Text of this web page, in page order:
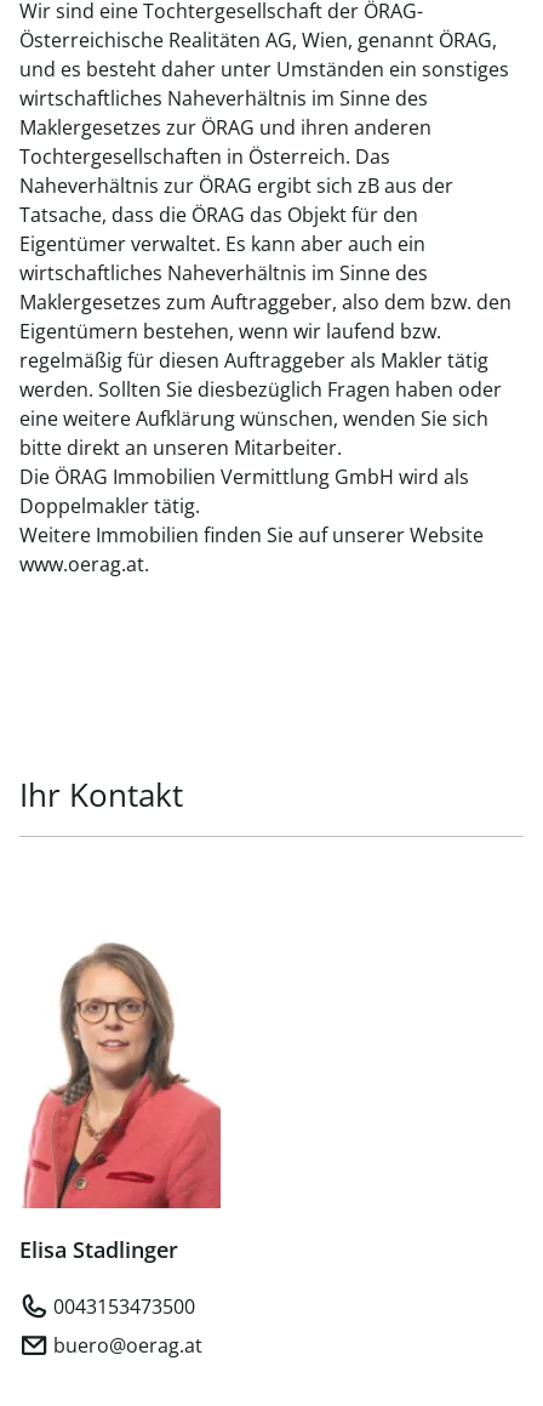
Wir sind eine Tochtergesellschaft der ÖRAG-
Österreichische Realitäten AG, Wien, genannt ÖRAG,
und es besteht daher unter Umständen ein sonstiges
wirtschaftliches Naheverhältnis im Sinne des
Maklergesetzes zur ÖRAG und ihren anderen
Tochtergesellschaften in Österreich. Das
Naheverhältnis zur ÖRAG ergibt sich zB aus der
Tatsache, dass die ÖRAG das Objekt für den
Eigentümer verwaltet. Es kann aber auch ein
wirtschaftliches Naheverhältnis im Sinne des
Maklergesetzes zum Auftraggeber, also dem bzw. den
Eigentümern bestehen, wenn wir laufend bzw.
regelmäßig für diesen Auftraggeber als Makler tätig
werden. Sollten Sie diesbezüglich Fragen haben oder
eine weitere Aufklärung wünschen, wenden Sie sich
bitte direkt an unseren Mitarbeiter.
Die ÖRAG Immobilien Vermittlung GmbH wird als
Doppelmakler tätig.
Weitere Immobilien finden Sie auf unserer Website
www.oerag.at.
Ihr Kontakt
Elisa Stadlinger
0043153473500
buero@oerag.at